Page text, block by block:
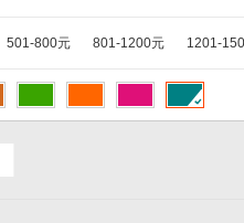
501-800元 801-1200元 1201-